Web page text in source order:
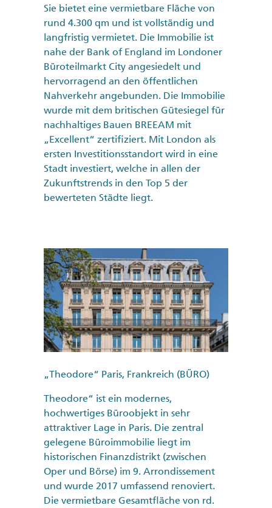
Sie bietet eine vermietbare Fläche von
rund 4.300 qm und ist vollständig und
langfristig vermietet. Die Immobilie ist
nahe der Bank of England im Londoner
Büroteilmarkt City angesiedelt und
hervorragend an den öffentlichen
Nahverkehr angebunden. Die Immobilie
wurde mit dem britischen Gütesiegel für
nachhaltiges Bauen BREEAM mit
„Excellent“ zertifiziert. Mit London als
ersten Investitionsstandort wird in eine
Stadt investiert, welche in allen der
Zukunftstrends in den Top 5 der
bewerteten Städte liegt.
„Theodore“ Paris, Frankreich (BÜRO)
Theodore“ ist ein modernes,
hochwertiges Büroobjekt in sehr
attraktiver Lage in Paris. Die zentral
gelegene Büroimmobilie liegt im
historischen Finanzdistrikt (zwischen
Oper und Börse) im 9. Arrondissement
und wurde 2017 umfassend renoviert.
Die vermietbare Gesamtfläche von rd.